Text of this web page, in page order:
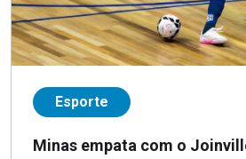
Esporte
Minas empata com o